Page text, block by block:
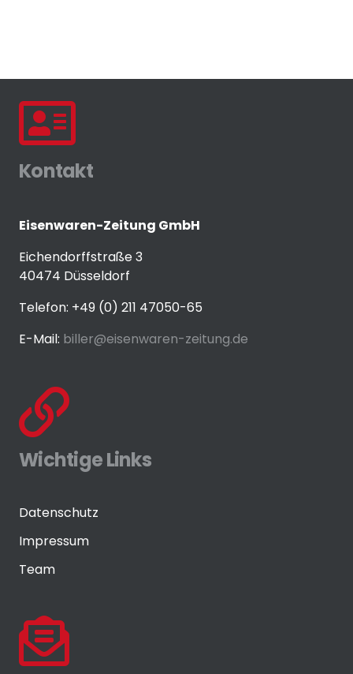
Kontakt
Eisenwaren-Zeitung GmbH
Eichendorffstraße 3
40474 Düsseldorf
Telefon: +49 (0) 211 47050-65
E-Mail: biller@eisenwaren-zeitung.de
Wichtige Links
Datenschutz
Impressum
Team